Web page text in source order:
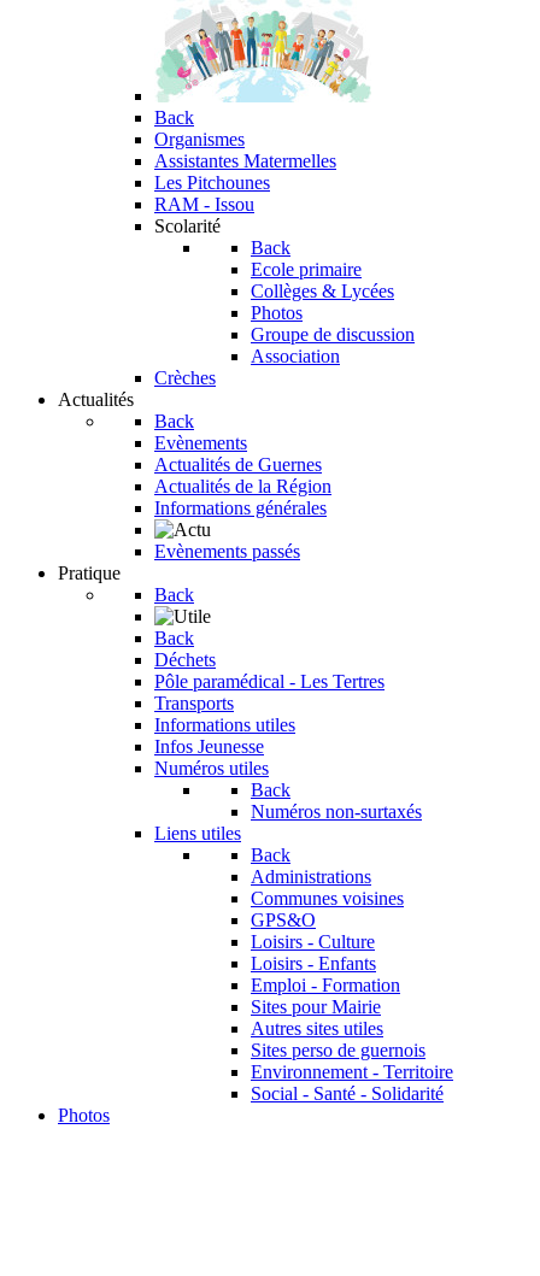
Back
Organismes
Assistantes Matermelles
Les Pitchounes
RAM - Issou
Scolarité
Back
Ecole primaire
Collèges & Lycées
Photos
Groupe de discussion
Association
Crèches
Actualités
Back
Evènements
Actualités de Guernes
Actualités de la Région
Informations générales
Evènements passés
Pratique
Back
Back
Déchets
Pôle paramédical - Les Tertres
Transports
Informations utiles
Infos Jeunesse
Numéros utiles
Back
Numéros non-surtaxés
Liens utiles
Back
Administrations
Communes voisines
GPS&O
Loisirs - Culture
Loisirs - Enfants
Emploi - Formation
Sites pour Mairie
Autres sites utiles
Sites perso de guernois
Environnement - Territoire
Social - Santé - Solidarité
Photos